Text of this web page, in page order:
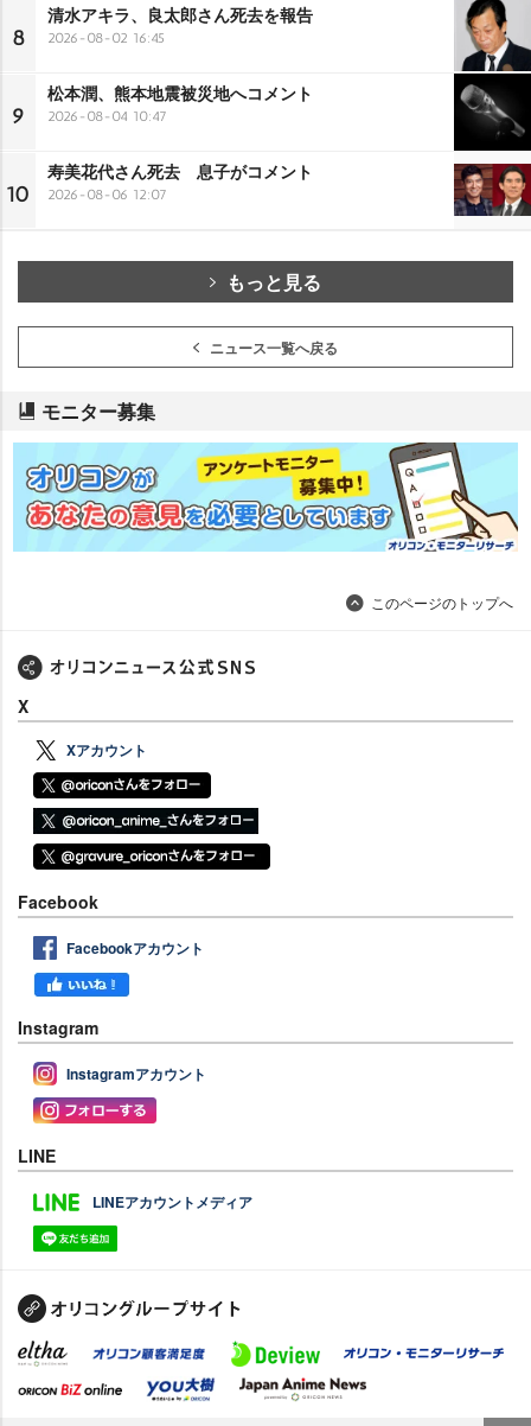
8
清水アキラ、良太郎さん死去を報告
2026-08-02 16:45
9
松本潤、熊本地震被災地へコメント
2026-08-04 10:47
10
寿美花代さん死去 息子がコメント
2026-08-06 12:07
もっと見る
ニュース一覧へ戻る
モニター募集
このページのトップへ
X
Xアカウント
Facebook
Facebookアカウント
Instagram
Instagramアカウント
LINE
LINEアカウントメディア